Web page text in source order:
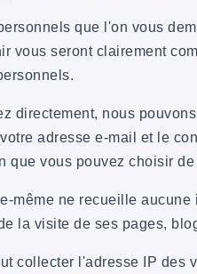
que l'on vous
vous seront clairement
directement, nous
adresse e-mail et le
que vous pouvez choisir de
même ne recueille
la visite de ses pages,
collecter l'adresse IP des